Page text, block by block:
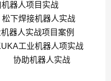
机器人项目实战
松下焊接机器人实战
器人实战项目案例
工业机器人项实战
协助机器人实战